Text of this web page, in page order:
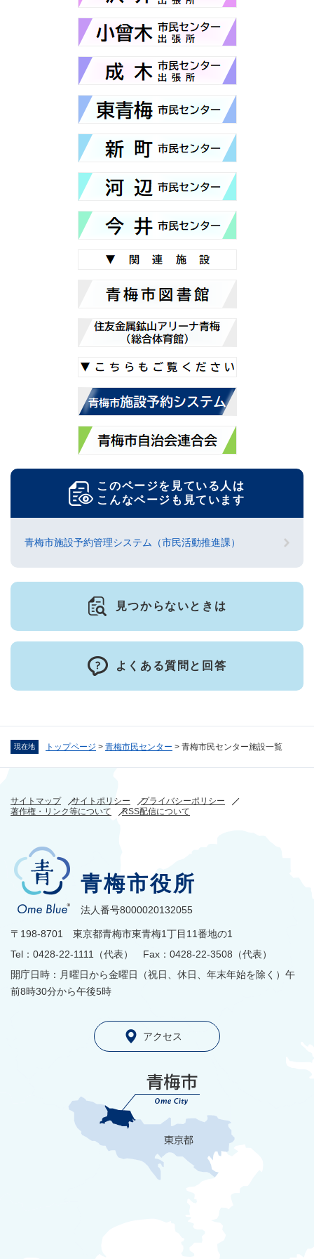
現在地 トップページ > 青梅市民センター > 青梅市民センター施設一覧
このページを見ている人は
こんなページも見ています
青梅市施設予約管理システム（市民活動推進課）
見つからないときは
よくある質問と回答
サイトマップ サイトポリシー
プライバシーポリシー
著作権・リンク等について
RSS配信について
青梅市役所
法人番号8000020132055
〒198-8701 東京都青梅市東青梅1丁目11番地の1
Tel：0428-22-1111（代表） Fax：0428-22-3508（代表）
開庁日時：月曜日から金曜日（祝日、休日、年末年始を除く）午
前8時30分から午後5時
アクセス